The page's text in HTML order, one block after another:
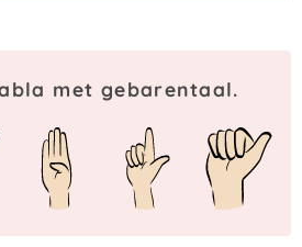
met gebarentaal.